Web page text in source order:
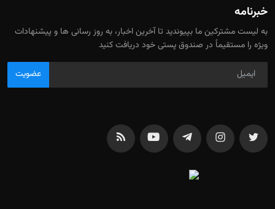
خبرنامه
به لیست مشترکین ما بپیوندید تا آخرین اخبار، به روز رسانی ها و پیشنهادات
ویژه را مستقیماً در صندوق پستی خود دریافت کنید
عضویت